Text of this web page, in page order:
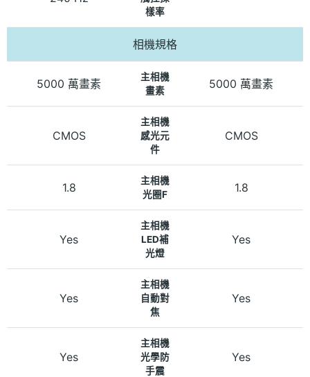
樣率
相機規格
5000 萬畫素
主相機
畫素
5000 萬畫素
CMOS
主相機
感光元
件
CMOS
1.8
主相機
光圈F
1.8
Yes
主相機
LED補
光燈
Yes
Yes
主相機
自動對
焦
Yes
Yes
主相機
光學防
手震
Yes